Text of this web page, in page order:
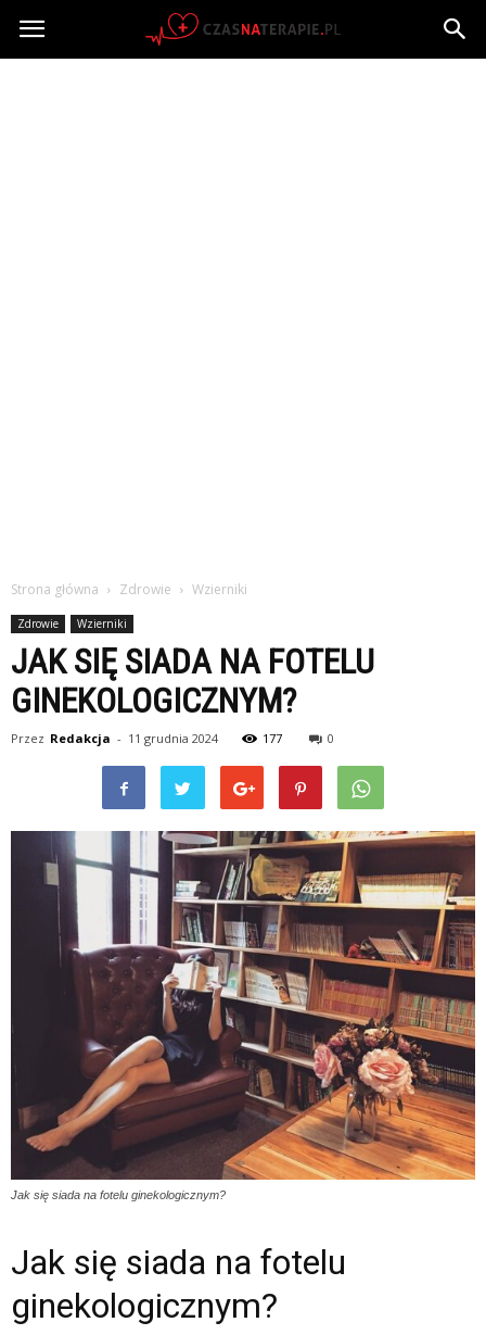
Czasnaterapie.pl
Strona główna Zdrowie Wzierniki
Zdrowie Wzierniki
JAK SIĘ SIADA NA FOTELU
GINEKOLOGICZNYM?
Przez Redakcja - 11 grudnia 2024 177 0
Jak się siada na fotelu ginekologicznym?
Jak się siada na fotelu
ginekologicznym?